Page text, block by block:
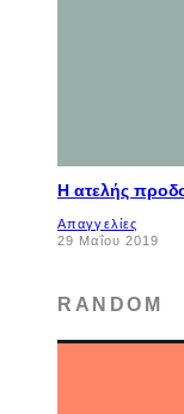
Η ατελής
Απαγγελίες
29 Μαΐου 2019
RANDOM